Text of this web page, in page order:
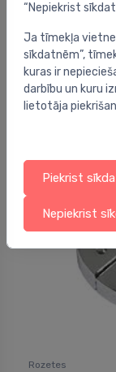
Rozetes
⬤Rozete
4.95 €
Rozetes
“Nepiekrist
Ja tīmekļa
sīkdatnēm”,
kuras ir
darbību un kuru
lietotāja
Piekrist
Nepiekrist